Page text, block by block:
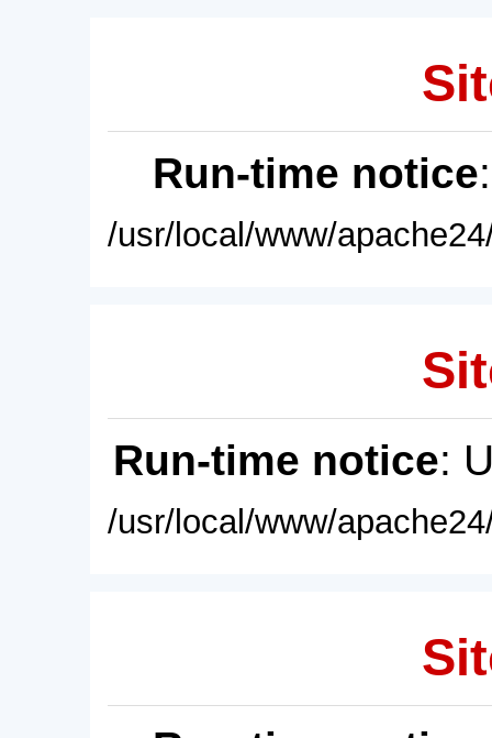
Run-time notice
/usr/local/www/
Run-time notice:
/usr/local/www/